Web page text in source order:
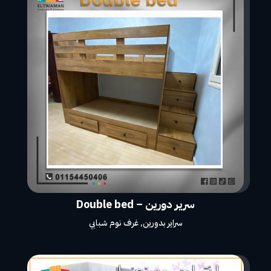
سرير دورين – Double bed
سراير بدورين,غرف نوم شبابي